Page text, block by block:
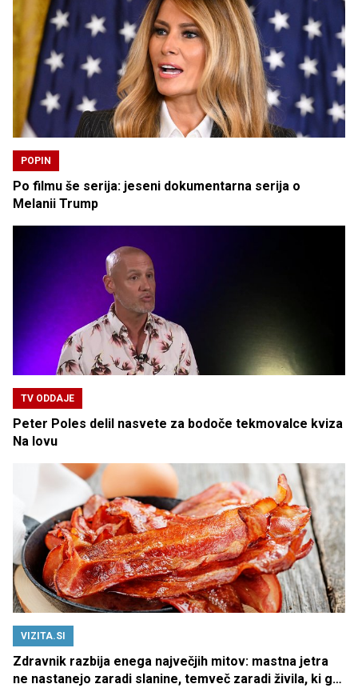
POPIN
Po filmu še serija: jeseni dokumentarna serija o
Melanii Trump
TV ODDAJE
Peter Poles delil nasvete za bodoče tekmovalce kviza
Na lovu
VIZITA.SI
Zdravnik razbija enega največjih mitov: mastna jetra
ne nastanejo zaradi slanine, temveč zaradi živila, ki ga